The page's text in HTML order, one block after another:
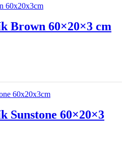
Brown 60×20×3 cm
Sunstone 60×20×3